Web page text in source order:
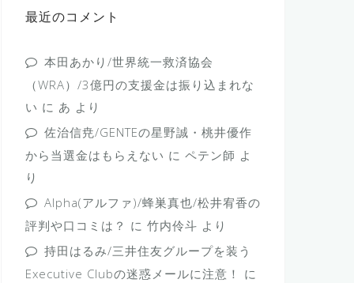
最近のコメント
本田あかり/世界統一救済協会
（WRA）/3億円の支援金は振り込まれな
い に あ より
佐治信尭/GENTEの星野誠・桃井優作
から当選金はもらえない に ペテン師 よ
り
Alpha(アルファ)/蜂巣真也/松井宥香の
評判や口コミは？ に 竹内伶斗 より
持田はるみ/三井住友グループを装う
Executive Clubの迷惑メールに注意！
に